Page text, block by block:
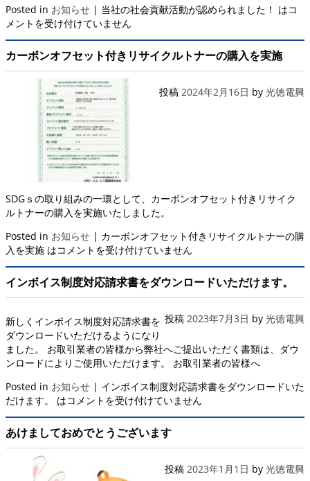
Posted in お知らせ | 当社の社会貢献活動が認められました！ はコ
メントを受け付けていません
カーボンオフセット付きリサイクルトナーの購入を実施
投稿 2024年2月16日 by 光徳電興
SDGｓの取り組みの一環として、カーボンオフセット付きリサイク
ルトナーの購入を実施いたしました。
Posted in お知らせ | カーボンオフセット付きリサイクルトナーの購
入を実施 はコメントを受け付けていません
インボイス制度対応請求書をダウンロードいただけます。
投稿 2023年7月3日 by 光徳電興
新しくインボイス制度対応請求書を
ダウンロードいただけるようになり
ました。 お取引業者の皆様から弊社へご提出いただく書類は、ダウ
ンロードによりご使用いただけます。 お取引業者の皆様へ
Posted in お知らせ | インボイス制度対応請求書をダウンロードいた
だけます。 はコメントを受け付けていません
あけましておめでとうございます
投稿 2023年1月1日 by 光徳電興